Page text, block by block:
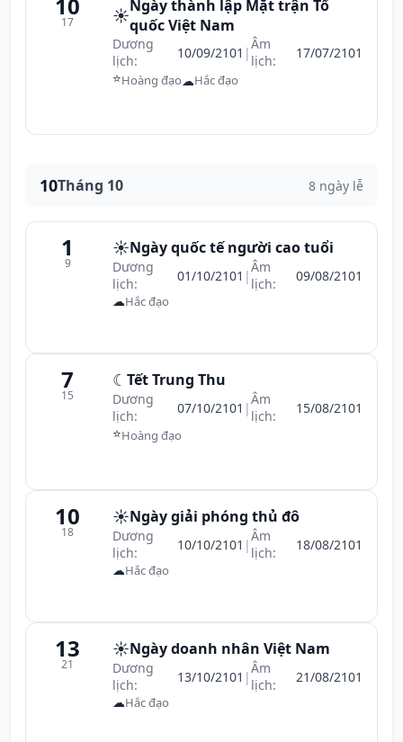
17 ☀️Ngày thành lập Mặt trận Tổ
quốc Việt Nam
Dương
lịch:
10/09/2101 |Âm
lịch:
17/07/2101
⭐Hoàng đạo☁Hắc đạo
10Tháng 10 8 ngày lễ
1
9
☀️Ngày quốc tế người cao tuổi
Dương
lịch:
01/10/2101 |Âm
lịch:
09/08/2101
☁Hắc đạo
7
15
☾ Tết Trung Thu
Dương
lịch:
07/10/2101 |Âm
lịch:
15/08/2101
⭐Hoàng đạo
10
18
☀️Ngày giải phóng thủ đô
Dương
lịch:
10/10/2101 |Âm
lịch:
18/08/2101
☁Hắc đạo
13
21
☀️Ngày doanh nhân Việt Nam
Dương
lịch:
13/10/2101 |Âm
lịch:
21/08/2101
☁Hắc đạo